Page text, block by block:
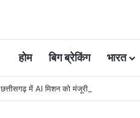
होम बिग ब्रेकिंग भारत
छत्तीसगढ़ में AI मिशन को मंजूरी, 5 वर्षों में 500